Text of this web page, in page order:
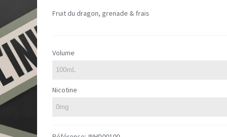
Fruit du dragon, grenade & frais
Volume
Nicotine